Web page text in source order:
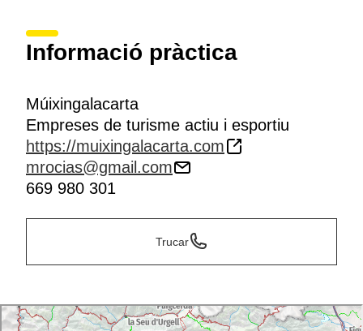
Informació pràctica
Múixingalacarta
Empreses de turisme actiu i esportiu
https://muixingalacarta.com
mrocias@gmail.com
669 980 301
Trucar